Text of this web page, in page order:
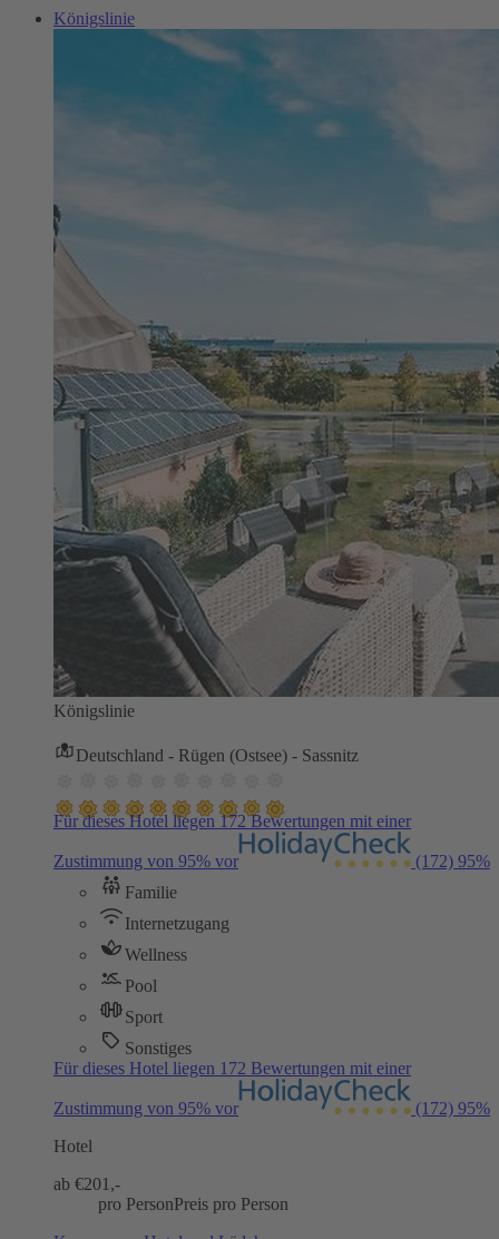
Königslinie
Königslinie
Deutschland - Rügen (Ostsee) - Sassnitz
Für dieses Hotel liegen 172 Bewertungen mit einer
Zustimmung von 95% vor (172) 95%
Familie
Internetzugang
Wellness
Pool
Sport
Sonstiges
Für dieses Hotel liegen 172 Bewertungen mit einer
Zustimmung von 95% vor (172) 95%
Hotel
ab €201,-
pro PersonPreis pro Person